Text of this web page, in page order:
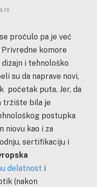
pročulo pa je već
Privredne komore
dizajn i tehnološko
su da naprave novi,
početak puta. Jer, da
tržište bila je
postupka
niovu kao i za
sertifikaciju i
delatnost i
(nakon